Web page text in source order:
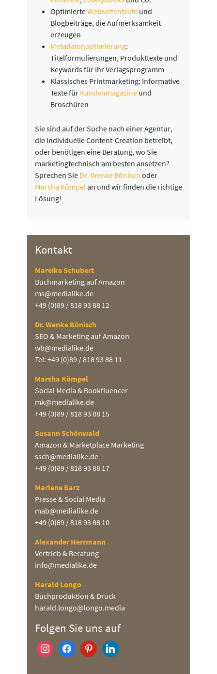
OptimierteWebseitentexte und
Blogbeiträge, die Aufmerksamkeit
erzeugen
Metadatenoptimierung:
Titelformulierungen, Produkttexte und
Keywords für Ihr Verlagsprogramm
Klassisches Printmarketing: Informative
Texte für Kundenmagazine und
Broschüren
Sie sind auf der Suche nach einer Agentur,
die individuelle Content-Creation betreibt,
oder benötigen eine Beratung, wo Sie
marketingtechnisch am besten ansetzen?
Sprechen Sie Dr. Wenke Bönisch oder
Marsha Kömpel an und wir finden die richtige
Lösung!
Kontakt
Mareike Schubert
Buchmarketing auf Amazon
ms@medialike.de
+49 (0)89 / 818 93 88 12
Dr. Wenke Bönisch
SEO & Marketing auf Amazon
wb@medialike.de
Tel: +49 (0)89 / 818 93 88 11
Marsha Kömpel
Social Media & Bookfluencer
mk@medialike.de
+49 (0)89 / 818 93 88 15
Susann Schönwald
Amazon & Marketplace Marketing
ssch@medialike.de
+49 (0)89 / 818 93 88 17
Marlene Barz
Presse & Social Media
mab@medialike.de
+49 (0)89 / 818 93 88 10
Alexander Herrmann
Vertrieb & Beratung
info@medialike.de
Harald Longo
Buchproduktion & Druck
harald.longo@longo.media
Folgen Sie uns auf
instagramfacebookpinterestlinkedin